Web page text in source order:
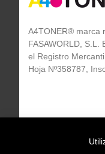
A4TONER® marca
FASAWORLD, S.L.
el Registro
Hoja Nº358787,